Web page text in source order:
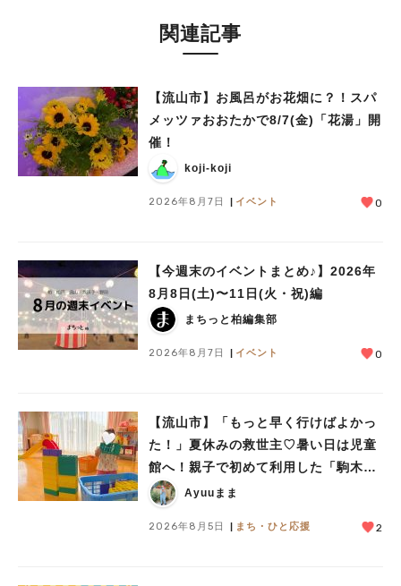
関連記事
【流山市】お風呂がお花畑に？！スパ
メッツァおおたかで8/7(金)「花湯」開
催！
koji-koji
2026年8月7日 イベント 0
【今週末のイベントまとめ♪】2026年
8月8日(土)〜11日(火・祝)編
まちっと柏編集部
2026年8月7日 イベント 0
【流山市】「もっと早く行けばよかっ
た！」夏休みの救世主♡暑い日は児童
館へ！親子で初めて利用した「駒木台
児童館」レポート
Ayuuまま
2026年8月5日 まち・ひと応援 2